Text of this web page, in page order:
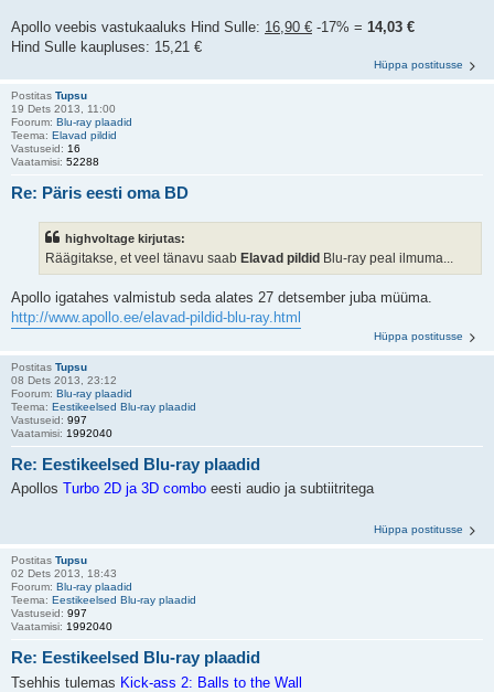
Apollo veebis vastukaaluks Hind Sulle: 16,90 € -17% = 14,03 €
Hind Sulle kaupluses: 15,21 €
Hüppa postitusse
Postitas Tupsu
19 Dets 2013, 11:00
Foorum: Blu-ray plaadid
Teema: Elavad pildid
Vastuseid: 16
Vaatamisi: 52288
Re: Päris eesti oma BD
highvoltage kirjutas:
Räägitakse, et veel tänavu saab Elavad pildid Blu-ray peal ilmuma...
Apollo igatahes valmistub seda alates 27 detsember juba müüma.
http://www.apollo.ee/elavad-pildid-blu-ray.html
Hüppa postitusse
Postitas Tupsu
08 Dets 2013, 23:12
Foorum: Blu-ray plaadid
Teema: Eestikeelsed Blu-ray plaadid
Vastuseid: 997
Vaatamisi: 1992040
Re: Eestikeelsed Blu-ray plaadid
Apollos Turbo 2D ja 3D combo eesti audio ja subtiitritega
Hüppa postitusse
Postitas Tupsu
02 Dets 2013, 18:43
Foorum: Blu-ray plaadid
Teema: Eestikeelsed Blu-ray plaadid
Vastuseid: 997
Vaatamisi: 1992040
Re: Eestikeelsed Blu-ray plaadid
Tsehhis tulemas Kick-ass 2: Balls to the Wall